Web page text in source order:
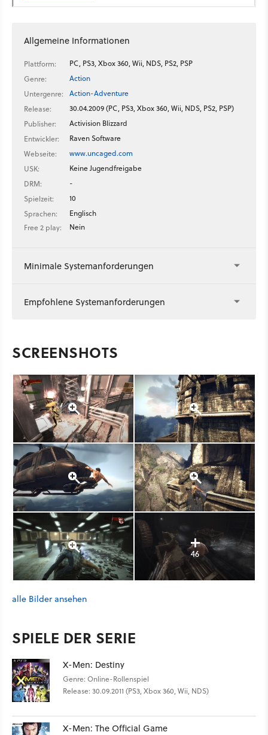
Allgemeine Informationen
Plattform:
PC, PS3, Xbox 360, Wii, NDS, PS2, PSP
Genre:
Action
Untergenre:
Action-Adventure
Release:
30.04.2009 (PC, PS3, Xbox 360, Wii, NDS, PS2, PSP)
Publisher:
Activision Blizzard
Entwickler:
Raven Software
Webseite:
www.uncaged.com
USK:
Keine Jugendfreigabe
DRM:
-
Spielzeit:
10
Sprachen:
Englisch
Free 2 play:
Nein
Minimale Systemanforderungen
Empfohlene Systemanforderungen
SCREENSHOTS
46
alle Bilder ansehen
SPIELE DER SERIE
X-Men: Destiny
Genre: Online-Rollenspiel
Release: 30.09.2011 (PS3, Xbox 360, Wii, NDS)
X-Men: The Official Game